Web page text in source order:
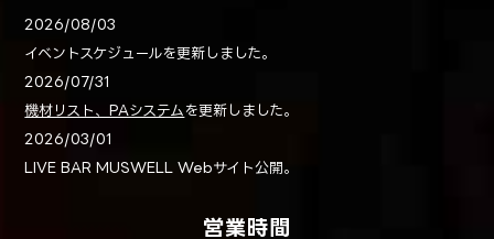
2026/08/03
イベントスケジュールを更新しました。
2026/07/31
機材リスト、PAシステム を更新しました。
2026/03/01
LIVE BAR MUSWELL Webサイト公開。
営業時間